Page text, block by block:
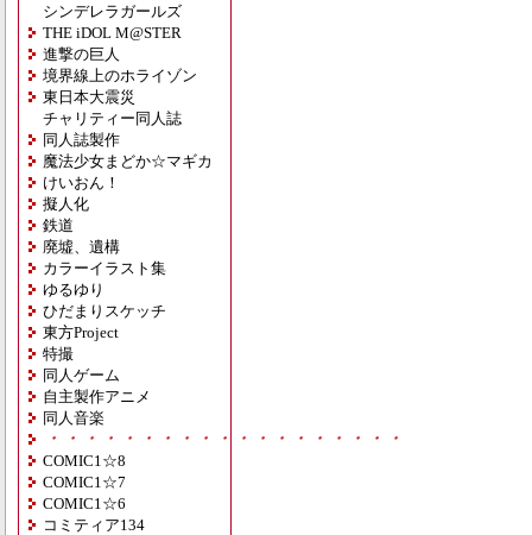
シンデレラガールズ
THE iDOL M@STER
進撃の巨人
境界線上のホライゾン
東日本大震災
チャリティー同人誌
同人誌製作
魔法少女まどか☆マギカ
けいおん！
擬人化
鉄道
廃墟、遺構
カラーイラスト集
ゆるゆり
ひだまりスケッチ
東方Project
特撮
同人ゲーム
自主製作アニメ
同人音楽
・・・・・・・・・・・・・・・・・・・
COMIC1☆8
COMIC1☆7
COMIC1☆6
コミティア134